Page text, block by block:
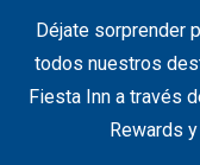
Déjate sorprender
todos nuestros
Fiesta Inn a través
Rewards